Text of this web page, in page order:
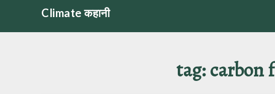
content
Climate कहानी
tag:carbon